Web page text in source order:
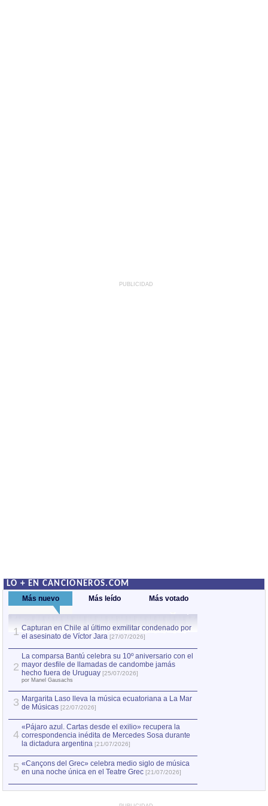
PUBLICIDAD
LO + EN CANCIONEROS.COM
Más nuevo Más leído Más votado
1 Capturan en Chile al último exmilitar condenado por
el asesinato de Víctor Jara [27/07/2026]
2
La comparsa Bantú celebra su 10º aniversario con el
mayor desfile de llamadas de candombe jamás
hecho fuera de Uruguay [25/07/2026]
por Manel Gausachs
3 Margarita Laso lleva la música ecuatoriana a La Mar
de Músicas [22/07/2026]
4
«Pájaro azul. Cartas desde el exilio» recupera la
correspondencia inédita de Mercedes Sosa durante
la dictadura argentina [21/07/2026]
5 «Cançons del Grec» celebra medio siglo de música
en una noche única en el Teatre Grec [21/07/2026]